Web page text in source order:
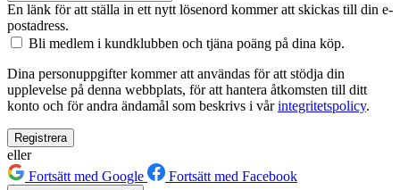
En länk för att ställa in ett nytt lösenord kommer att skickas till din e-
postadress.
Bli medlem i kundklubben och tjäna poäng på dina köp.
Dina personuppgifter kommer att användas för att stödja din
upplevelse på denna webbplats, för att hantera åtkomsten till ditt
konto och för andra ändamål som beskrivs i vårintegritetspolicy.
Registrera
eller
Fortsätt med Google
Fortsätt med Facebook